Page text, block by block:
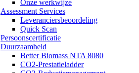
Onze werkwijze
Assessment Services
Leveranciersbeoordeling
Quick Scan
Persoonscertificatie
Duurzaamheid
Better Biomass NTA 8080
CO2-Prestatieladder